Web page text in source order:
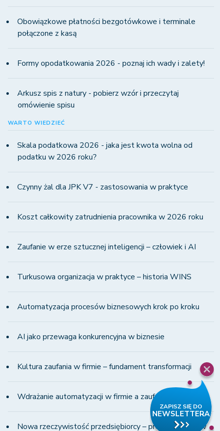
Obowiązkowe płatności bezgotówkowe i terminale
połączone z kasą
Formy opodatkowania 2026 - poznaj ich wady i zalety!
Arkusz spis z natury - pobierz wzór i przeczytaj
omówienie spisu
WARTO WIEDZIEĆ
Skala podatkowa 2026 - jaka jest kwota wolna od
podatku w 2026 roku?
Czynny żal dla JPK V7 - zastosowania w praktyce
Koszt całkowity zatrudnienia pracownika w 2026 roku
Zaufanie w erze sztucznej inteligencji – człowiek i AI
Turkusowa organizacja w praktyce – historia WINS
Automatyzacja procesów biznesowych krok po kroku
AI jako przewaga konkurencyjna w biznesie
Kultura zaufania w firmie – fundament transformacji
Wdrażanie automatyzacji w firmie a zaufanie zespołu
Nowa rzeczywistość przedsiębiorcy – presja i zmiany w